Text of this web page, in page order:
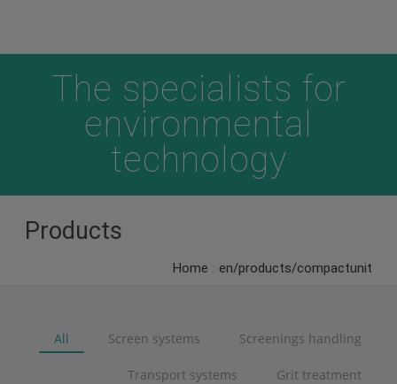
The specialists for
environmental
technology
Products
Home : en/products/compactunit
All Screen systems Screenings handling
Transport systems Grit treatment